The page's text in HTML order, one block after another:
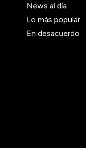
News al día
Lo más popular
En desacuerdo